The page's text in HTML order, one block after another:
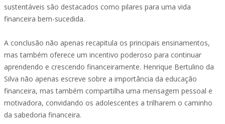
sustentáveis são destacados como pilares para uma vida
financeira bem-sucedida.
A conclusão não apenas recapitula os principais ensinamentos,
mas também oferece um incentivo poderoso para continuar
aprendendo e crescendo financeiramente. Henrique Bertulino da
Silva não apenas escreve sobre a importância da educação
financeira, mas também compartilha uma mensagem pessoal e
motivadora, convidando os adolescentes a trilharem o caminho
da sabedoria financeira.